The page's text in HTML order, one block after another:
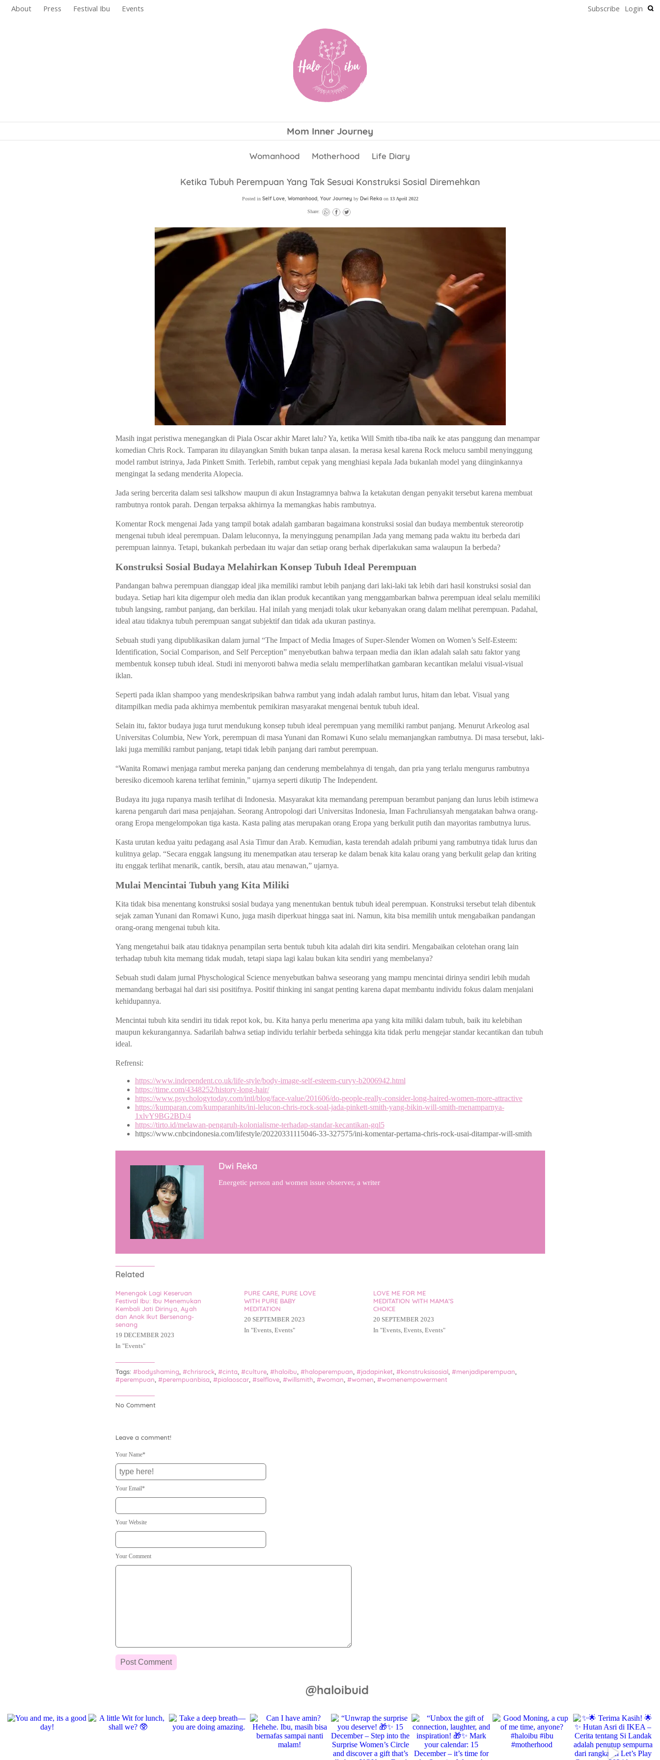
About Press Festival Ibu Events Subscribe Login
Mom Inner Journey
Womanhood Motherhood Life Diary
Ketika Tubuh Perempuan Yang Tak Sesuai Konstruksi Sosial Diremehkan
Posted in Self Love, Womanhood Your Journeyby Dwi Rekaon 13 April 2022
Share:
Masih ingat peristiwa menegangkan di Piala Oscar akhir Maret lalu? Ya, ketika Will Smith tiba-tiba naik ke atas panggung dan menampar
komedian Chris Rock. Tamparan itu dilayangkan Smith bukan tanpa alasan. Ia merasa kesal karena Rock melucu sambil menyinggung
model rambut istrinya, Jada Pinkett Smith. Terlebih, rambut cepak yang menghiasi kepala Jada bukanlah model yang diinginkannya
mengingat Ia sedang menderita Alopecia.
Jada sering bercerita dalam sesi talkshow maupun di akun Instagramnya bahwa Ia ketakutan dengan penyakit tersebut karena membuat
rambutnya rontok parah. Dengan terpaksa akhirnya Ia memangkas habis rambutnya.
Komentar Rock mengenai Jada yang tampil botak adalah gambaran bagaimana konstruksi sosial dan budaya membentuk stereorotip
mengenai tubuh ideal perempuan. Dalam leluconnya, Ia menyinggung penampilan Jada yang memang pada waktu itu berbeda dari
perempuan lainnya. Tetapi, bukankah perbedaan itu wajar dan setiap orang berhak diperlakukan sama walaupun Ia berbeda?
Konstruksi Sosial Budaya Melahirkan Konsep Tubuh Ideal Perempuan
Pandangan bahwa perempuan dianggap ideal jika memiliki rambut lebih panjang dari laki-laki tak lebih dari hasil konstruksi sosial dan
budaya. Setiap hari kita digempur oleh media dan iklan produk kecantikan yang menggambarkan bahwa perempuan ideal selalu memiliki
tubuh langsing, rambut panjang, dan berkilau. Hal inilah yang menjadi tolak ukur kebanyakan orang dalam melihat perempuan. Padahal,
ideal atau tidaknya tubuh perempuan sangat subjektif dan tidak ada ukuran pastinya.
Sebuah studi yang dipublikasikan dalam jurnal “The Impact of Media Images of Super-Slender Women on Women’s Self-Esteem:
Identification, Social Comparison, and Self Perception” menyebutkan bahwa terpaan media dan iklan adalah salah satu faktor yang
membentuk konsep tubuh ideal. Studi ini menyoroti bahwa media selalu memperlihatkan gambaran kecantikan melalui visual-visual
iklan.
Seperti pada iklan shampoo yang mendeskripsikan bahwa rambut yang indah adalah rambut lurus, hitam dan lebat. Visual yang
ditampilkan media pada akhirnya membentuk pemikiran masyarakat mengenai bentuk tubuh ideal.
Selain itu, faktor budaya juga turut mendukung konsep tubuh ideal perempuan yang memiliki rambut panjang. Menurut Arkeolog asal
Universitas Columbia, New York, perempuan di masa Yunani dan Romawi Kuno selalu memanjangkan rambutnya. Di masa tersebut, laki-
laki juga memiliki rambut panjang, tetapi tidak lebih panjang dari rambut perempuan.
“Wanita Romawi menjaga rambut mereka panjang dan cenderung membelahnya di tengah, dan pria yang terlalu mengurus rambutnya
beresiko dicemooh karena terlihat feminin,” ujarnya seperti dikutip The Independent.
Budaya itu juga rupanya masih terlihat di Indonesia. Masyarakat kita memandang perempuan berambut panjang dan lurus lebih istimewa
karena pengaruh dari masa penjajahan. Seorang Antropologi dari Universitas Indonesia, Iman Fachruliansyah mengatakan bahwa orang-
orang Eropa mengelompokan tiga kasta. Kasta paling atas merupakan orang Eropa yang berkulit putih dan mayoritas rambutnya lurus.
Kasta urutan kedua yaitu pedagang asal Asia Timur dan Arab. Kemudian, kasta terendah adalah pribumi yang rambutnya tidak lurus dan
kulitnya gelap. “Secara enggak langsung itu menempatkan atau terserap ke dalam benak kita kalau orang yang berkulit gelap dan kriting
itu enggak terlihat menarik, cantik, bersih, atau atau menawan,” ujarnya.
Mulai Mencintai Tubuh yang Kita Miliki
Kita tidak bisa menentang konstruksi sosial budaya yang menentukan bentuk tubuh ideal perempuan. Konstruksi tersebut telah dibentuk
sejak zaman Yunani dan Romawi Kuno, juga masih diperkuat hingga saat ini. Namun, kita bisa memilih untuk mengabaikan pandangan
orang-orang mengenai tubuh kita.
Yang mengetahui baik atau tidaknya penampilan serta bentuk tubuh kita adalah diri kita sendiri. Mengabaikan celotehan orang lain
terhadap tubuh kita memang tidak mudah, tetapi siapa lagi kalau bukan kita sendiri yang membelanya?
Sebuah studi dalam jurnal Physchological Science menyebutkan bahwa seseorang yang mampu mencintai dirinya sendiri lebih mudah
memandang berbagai hal dari sisi positifnya. Positif thinking ini sangat penting karena dapat membantu individu fokus dalam menjalani
kehidupannya.
Mencintai tubuh kita sendiri itu tidak repot kok, bu. Kita hanya perlu menerima apa yang kita miliki dalam tubuh, baik itu kelebihan
maupun kekurangannya. Sadarilah bahwa setiap individu terlahir berbeda sehingga kita tidak perlu mengejar standar kecantikan dan tubuh
ideal.
Refrensi:
https://www.independent.co.uk/life-style/body-image-self-esteem-curvy-b2006942.html
https://time.com/4348252/history-long-hair/
https://www.psychologytoday.com/intl/blog/face-value/201606/do-people-really-consider-long-haired-women-more-attractive
https://kumparan.com/kumparanhits/ini-lelucon-chris-rock-soal-jada-pinkett-smith-yang-bikin-will-smith-menamparnya-
1xlvY9BG2BD/4
https://tirto.id/melawan-pengaruh-kolonialisme-terhadap-standar-kecantikan-gql5
https://www.cnbcindonesia.com/lifestyle/20220331115046-33-327575/ini-komentar-pertama-chris-rock-usai-ditampar-will-smith
Dwi Reka
Energetic person and women issue observer, a writer
Related
Menengok Lagi Keseruan
Festival Ibu: Ibu Menemukan
Kembali Jati Dirinya, Ayah
dan Anak Ikut Bersenang-
senang
19 DECEMBER 2023
In "Events"
PURE CARE, PURE LOVE
WITH PURE BABY
MEDITATION
20 SEPTEMBER 2023
In "Events, Events"
LOVE ME FOR ME
MEDITATION WITH MAMA’S
CHOICE
20 SEPTEMBER 2023
In "Events, Events, Events"
Tags: #bodyshaming, #chrisrock, #cinta #culture, #haloibu #haloperempuan #jadapinket, #konstruksisosial, #menjadiperempuan
#perempuan #perempuanbisa #pialaoscar, #selflove, #willsmith #woman #women #womenempowerment
No Comment
Leave a comment!
Your Name*
Your Email*
Your Website
Your Comment
@haloibuid